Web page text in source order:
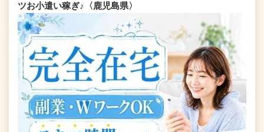
ツお小遣い稼ぎ♪〈鹿児島県〉